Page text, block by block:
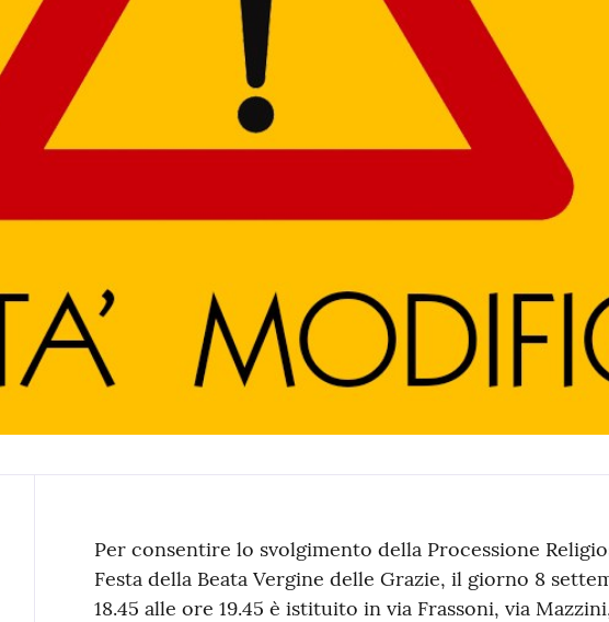
Contenuto
Per consentire lo svolgimento della Processione
Festa della Beata Vergine delle Grazie, il giorno 8
18.45 alle ore 19.45 è istituito in via Frassoni, via